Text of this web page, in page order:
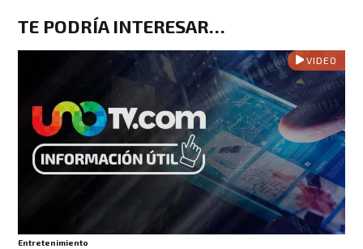
TE PODRÍA INTERESAR…
VIDEO
Entretenimiento